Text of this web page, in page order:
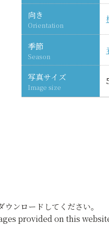
向き
Orientation
季節
Season
写真サイズ
Image size
ンロードしてください。
provided on this